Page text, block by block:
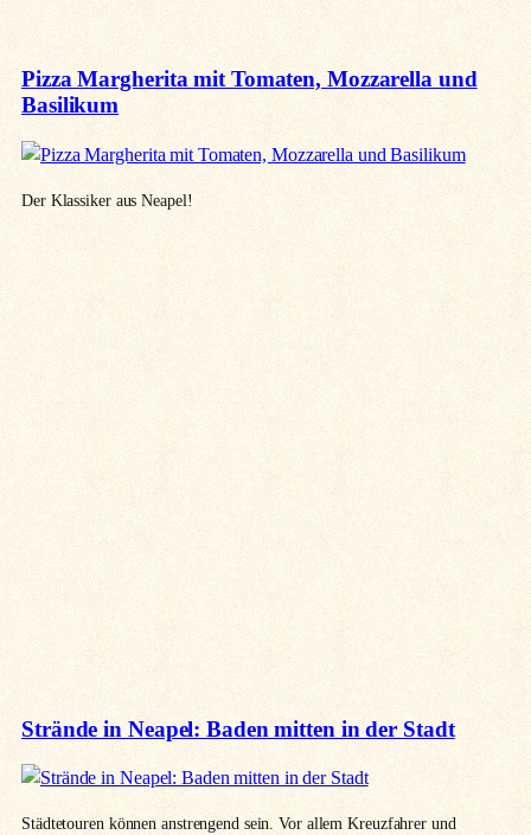
Pizza Margherita mit Tomaten, Mozzarella und
Basilikum
Der Klassiker aus Neapel!
Strände in Neapel: Baden mitten in der Stadt
Städtetouren können anstrengend sein. Vor allem Kreuzfahrer und